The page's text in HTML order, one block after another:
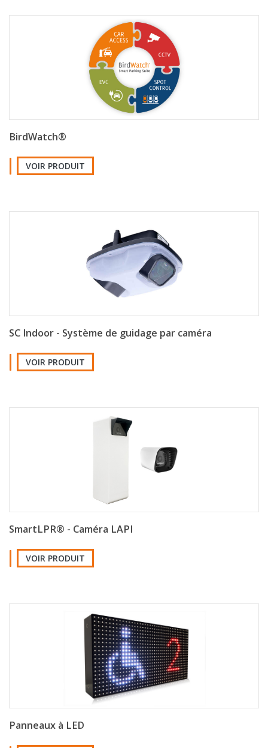
BirdWatch®
VOIR PRODUIT
SC Indoor - Système de guidage par caméra
VOIR PRODUIT
SmartLPR® - Caméra LAPI
VOIR PRODUIT
Panneaux à LED